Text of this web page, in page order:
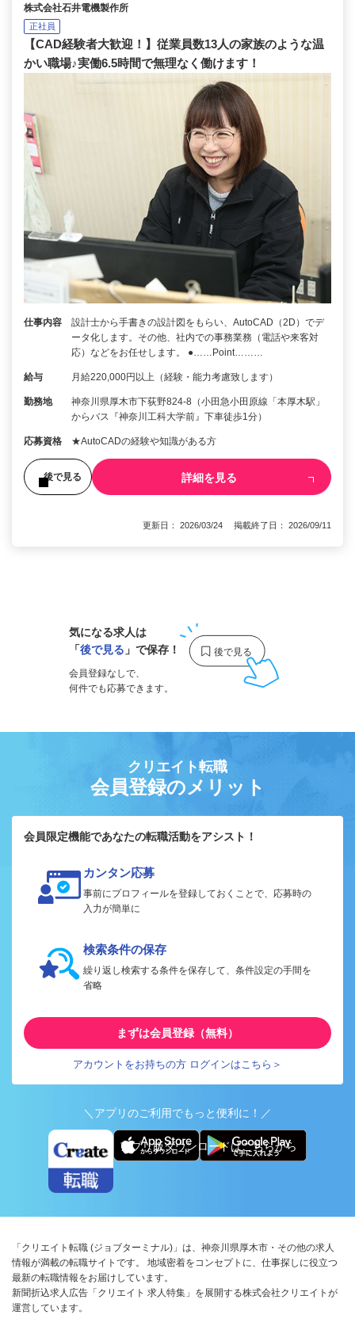
株式会社石井電機製作所
正社員
【CAD経験者大歓迎！】従業員数13人の家族のような温
かい職場♪実働6.5時間で無理なく働けます！
仕事内容
設計士から手書きの設計図をもらい、AutoCAD（2D）でデ
ータ化します。その他、社内での事務業務（電話や来客対
応）などをお任せします。 ●……Point………
給与 月給220,000円以上（経験・能力考慮致します）
勤務地
神奈川県厚木市下荻野824-8（小田急小田原線「本厚木駅」
からバス『神奈川工科大学前』下車徒歩1分）
応募資格 ★AutoCADの経験や知識がある方
後で見る 詳細を見る
更新日： 2026/03/24 掲載終了日： 2026/09/11
気になる求人は
「後で見る 」で保存！
会員登録なしで、
何件でも応募できます。
クリエイト転職
会員登録のメリット
会員限定機能であなたの転職活動をアシスト！
カンタン応募
事前にプロフィールを登録しておくことで、応募時の
入力が簡単に
検索条件の保存
繰り返し検索する条件を保存して、条件設定の手間を
省略
まずは会員登録（無料）
アカウントをお持ちの方 ログインはこちら＞
＼アプリのご利用でもっと便利に！／
アプリ版ダウンロードはこちらから
「クリエイト転職 (ジョブターミナル)」は、神奈川県厚木市・その他の求人
情報が満載の転職サイトです。 地域密着をコンセプトに、仕事探しに役立つ
最新の転職情報をお届けしています。
新聞折込求人広告「クリエイト 求人特集」を展開する株式会社クリエイトが
運営しています。